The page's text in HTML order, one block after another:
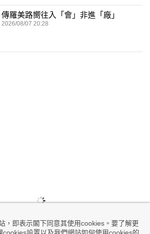
，即表示閣下同意其使用cookies。要了解更
傳羅美路嚮往入「會」非進「廠」
2026/08/07 20:28